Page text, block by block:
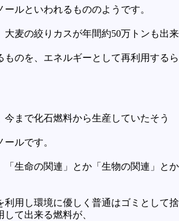
ルといわれるもののようです。
大麦の絞りカスが年間約50万トンも出来
ものを、エネルギーとして再利用するら
今まで化石燃料から生産していたそう
ルです。
「生命の関連」とか「生物の関連」とか
利用し環境に優しく普通はゴミとして捨
て出来る燃料が、